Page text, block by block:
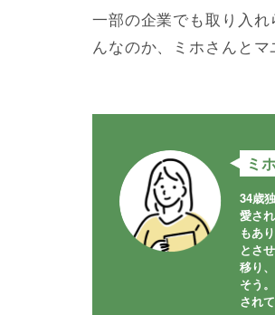
一部の企業でも取り入
んなのか、ミホさんとマ
ミ
34歳
愛さ
もあ
とさ
移り
そう
され